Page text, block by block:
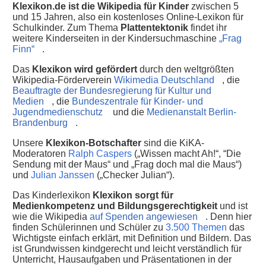
Klexikon.de ist die Wikipedia für Kinder zwischen 5
und 15 Jahren, also ein kostenloses Online-Lexikon für
Schulkinder. Zum Thema Plattentektonik findet ihr
weitere Kinderseiten in der Kindersuchmaschine „Frag
Finn“
.
Das Klexikon wird gefördert durch den weltgrößten
Wikipedia-Förderverein Wikimedia Deutschland
, die
Beauftragte der Bundesregierung für Kultur und
Medien
, die Bundeszentrale für Kinder- und
Jugendmedienschutz
und die Medienanstalt Berlin-
Brandenburg
.
Unsere Klexikon-Botschafter sind die KiKA-
Moderatoren Ralph Caspers („Wissen macht Ah!“, “Die
Sendung mit der Maus“ und „Frag doch mal die Maus“)
und Julian Janssen („Checker Julian“).
Das Kinderlexikon Klexikon sorgt für
Medienkompetenz und Bildungsgerechtigkeit und ist
wie die Wikipedia auf Spenden angewiesen
. Denn hier
finden Schülerinnen und Schüler zu 3.500 Themen das
Wichtigste einfach erklärt, mit Definition und Bildern. Das
ist Grundwissen kindgerecht und leicht verständlich für
Unterricht, Hausaufgaben und Präsentationen in der